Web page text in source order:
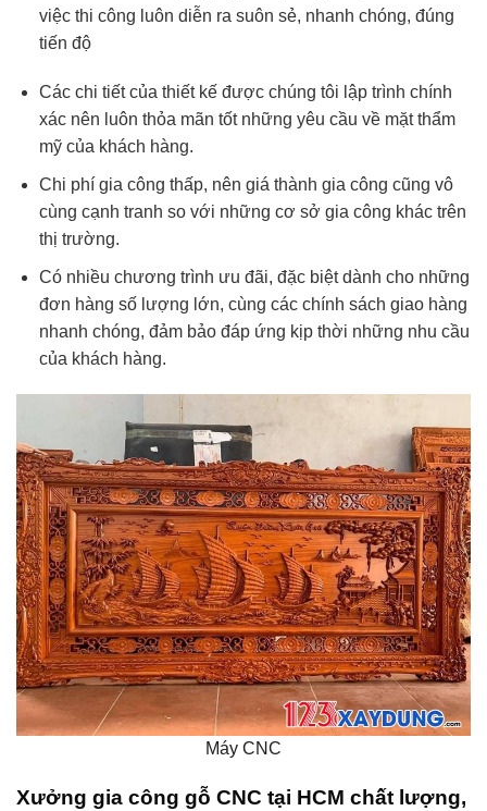
việc thi công luôn diễn ra suôn sẻ, nhanh chóng, đúng
tiến độ
Các chi tiết của thiết kế được chúng tôi lập trình chính
xác nên luôn thỏa mãn tốt những yêu cầu về mặt thẩm
mỹ của khách hàng.
Chi phí gia công thấp, nên giá thành gia công cũng vô
cùng cạnh tranh so với những cơ sở gia công khác trên
thị trường.
Có nhiều chương trình ưu đãi, đặc biệt dành cho những
đơn hàng số lượng lớn, cùng các chính sách giao hàng
nhanh chóng, đảm bảo đáp ứng kịp thời những nhu cầu
của khách hàng.
Máy CNC
Xưởng gia công gỗ CNC tại HCM chất lượng,